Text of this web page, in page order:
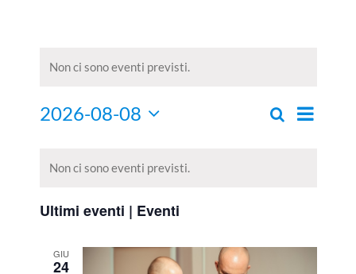
Non ci sono eventi previsti.
Eventi
CercaEvento
Mese
2026-08-08
data.
Non ci sono eventi previsti.
Ultimi eventi | Eventi
GIU
24